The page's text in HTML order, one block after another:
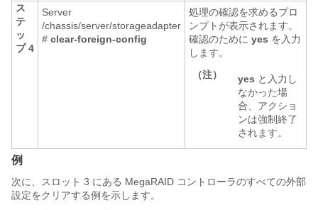
ス
テ
ッ
プ 4
Server
/chassis/server/storageadapter
# clear-foreign-config
処理の確認を求めるプロ
ンプトが表示されます。
確認のために yes を入力
します。
（注）
yes と入力し
なかった場
合、アクショ
ンは強制終了
されます。
例
次に、スロット 3 にある MegaRAID コントローラのすべての外部
設定をクリアする例を示します。